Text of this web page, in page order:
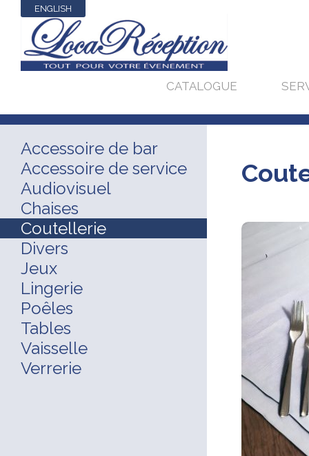
ENGLISH
CATALOGUE
Accessoire de bar
Accessoire de service
Audiovisuel
Chaises
Coutellerie
Divers
Jeux
Lingerie
Poêles
Tables
Vaisselle
Verrerie